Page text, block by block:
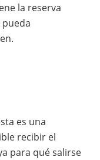
la reserva
es una
recibir el
para qué salirse